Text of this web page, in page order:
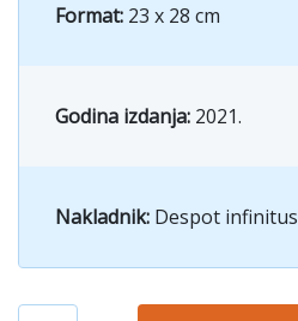
Format: 23 x 28 cm
Godina izdanja: 2021.
Nakladnik: Despot infinitus